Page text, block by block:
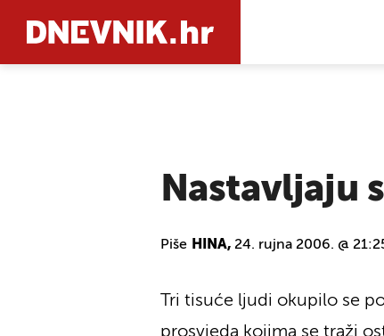
Nastavljaju
Piše HINA, 24. rujna 2006. @
Tri tisuće ljudi okupilo se
prosvjeda kojima se traži